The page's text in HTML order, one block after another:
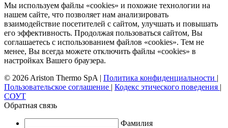
Мы используем файлы «cookies» и похожие технологии на
нашем сайте, что позволяет нам анализировать
взаимодействие посетителей с сайтом, улучшать и повышать
его эффективность. Продолжая пользоваться сайтом, Вы
соглашаетесь с использованием файлов «cookies». Тем не
менее, Вы всегда можете отключить файлы «cookies» в
настройках Вашего браузера.
© 2026 Ariston Thermo SpA | Политика конфиденциальности |
Пользовательское соглашение | Кодекс этического поведения |
СОУТ
Обратная связь
Фамилия